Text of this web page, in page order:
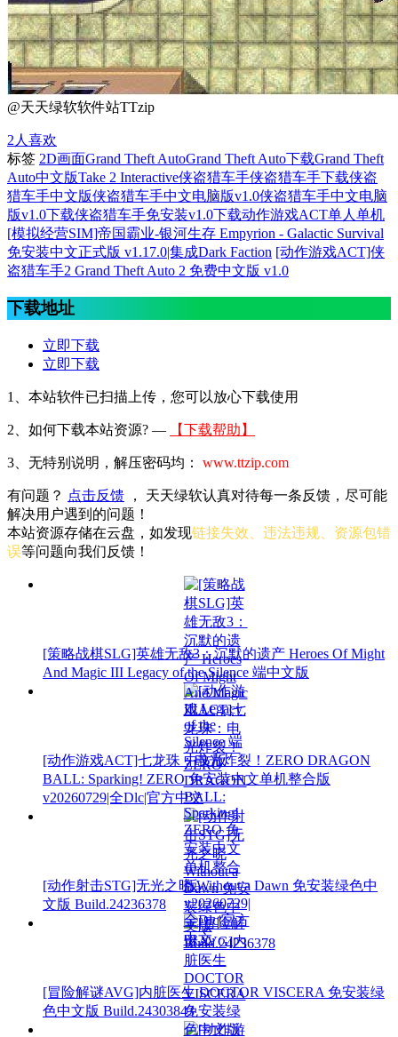
@天天绿软软件站TTzip
2 人喜欢
标签 2D画面Grand Theft AutoGrand Theft Auto下载Grand Theft
Auto中文版Take 2 Interactive侠盗猎车手侠盗猎车手下载侠盗
猎车手中文版侠盗猎车手中文电脑版v1.0侠盗猎车手中文电脑
版v1.0下载侠盗猎车手免安装v1.0下载动作游戏ACT单人单机
[模拟经营SIM]帝国霸业-银河生存 Empyrion - Galactic Survival
免安装中文正式版 v1.17.0|集成Dark Faction [动作游戏ACT]侠
盗猎车手2 Grand Theft Auto 2 免费中文版 v1.0
下载地址
立即下载
立即下载
1、本站软件已扫描上传，您可以放心下载使用
2、 如何下载本站资源? — 【下载帮助】
3、无特别说明，解压密码均： www.ttzip.com
有问题？ 点击反馈
， 天天绿软认真对待每一条反馈，尽可能
解决用户遇到的问题！
本站资源存储在云盘，如发现链接失效、违法违规、资源包错
误等问题向我们反馈！
[策略战棋SLG]英雄无敌3：沉默的遗产 Heroes Of Might
And Magic III Legacy of the Silence 端中文版
[动作游戏ACT]七龙珠：电光炸裂！ZERO DRAGON
BALL: Sparking! ZERO 免安装中文单机整合版
v20260729|全Dlc|官方中文
[动作射击STG]无光之晓 Without a Dawn 免安装绿色中
文版 Build.24236378
[冒险解谜AVG]内脏医生 DOCTOR VISCERA 免安装绿
色中文版 Build.24303843